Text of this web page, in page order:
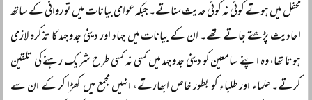
محفل میں ہوتے کوئی نہ کوئی حدیث سناتے۔ جبکہ عوامی بیانات میں تو روانی کے ساتھ
احادیث پڑھتے جاتے تھے۔ ان کے بیانات میں جہاد اور دینی جدوجہد کا تذکرہ لازمی
ہوتا تھا، وہ اپنے سامعین کو دینی جدوجہد میں کسی نہ کسی طرح شریک رہنے کی تلقین
کرتے۔ علماء اور طلباء کو بطور خاص ابھارتے، انہیں مجمع میں کھڑا کر کے ان سے